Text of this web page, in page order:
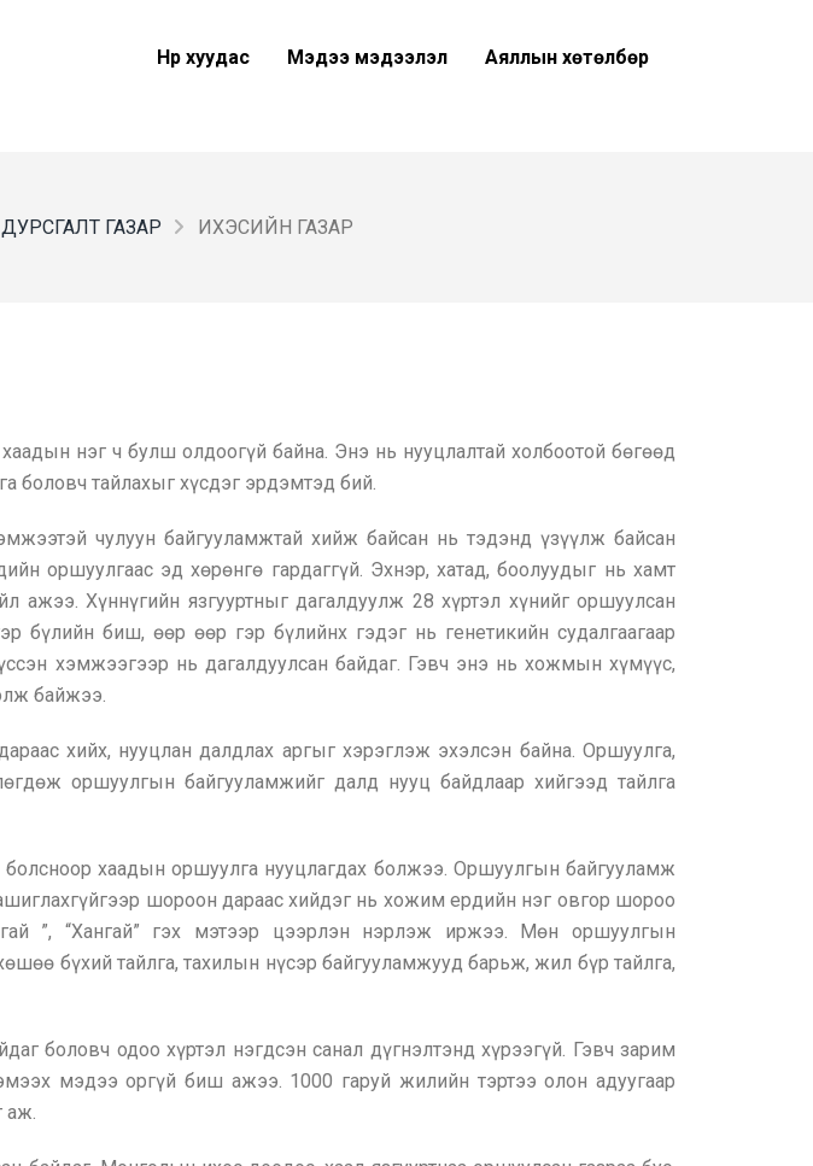
Нүүр хуудас Мэдээ мэдээлэл Аяллын хөтөлбөр
ГАЗАР ИХЭСИЙН ГАЗАР
нэг ч булш олдоогүй байна. Энэ нь нууцлалтай холбоотой бөгөөд
боловч тайлахыг хүсдэг эрдэмтэд бий.
чулуун байгууламжтай хийж байсан нь тэдэнд үзүүлж байсан
оршуулгаас эд хөрөнгө гардаггүй. Эхнэр, хатад, боолуудыг нь хамт
ажээ. Хүннүгийн язгууртныг дагалдуулж 28 хүртэл хүнийг оршуулсан
бүлийн биш, өөр өөр гэр бүлийнх гэдэг нь генетикийн судалгаагаар
хэмжээгээр нь дагалдуулсан байдаг. Гэвч энэ нь хожмын хүмүүс,
байжээ.
хийх, нууцлан далдлах аргыг хэрэглэж эхэлсэн байна. Оршуулга,
оршуулгын байгууламжийг далд нууц байдлаар хийгээд тайлга
болсноор хаадын оршуулга нууцлагдах болжээ. Оршуулгын байгууламж
шороон дараас хийдэг нь хожим ердийн нэг овгор шороо
”, “Хангай” гэх мэтээр цээрлэн нэрлэж иржээ. Мөн оршуулгын
бүхий тайлга, тахилын нүсэр байгууламжууд барьж, жил бүр тайлга,
боловч одоо хүртэл нэгдсэн санал дүгнэлтэнд хүрээгүй. Гэвч зарим
мэдээ оргүй биш ажээ. 1000 гаруй жилийн тэртээ олон адуугаар
аж.